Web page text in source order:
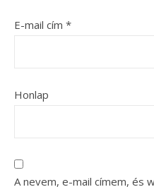
E-mail cím *
Honlap
A nevem, e-mail címem, és